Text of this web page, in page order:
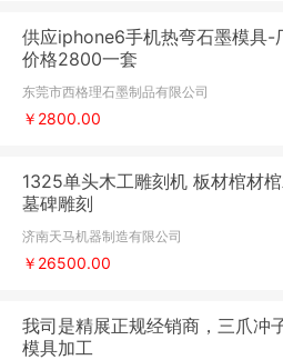
供应iphone6手机热弯石墨模具-
价格2800一套
东莞市西格理石墨制品有限公司
￥2800.00
1325单头木工雕刻机 板材棺材
墓碑雕刻
济南天马机器制造有限公司
￥26500.00
我司是精展正规经销商，三爪冲
模具加工